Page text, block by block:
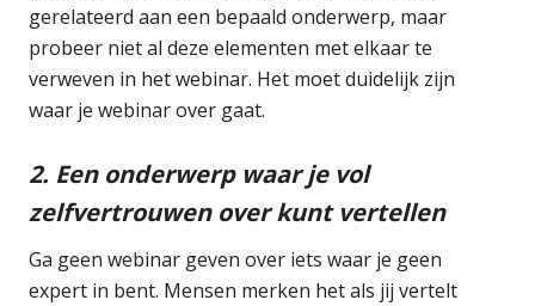
gerelateerd aan een bepaald onderwerp, maar
probeer niet al deze elementen met elkaar te
verweven in het webinar. Het moet duidelijk zijn
waar je webinar over gaat.
2. Een onderwerp waar je vol
zelfvertrouwen over kunt vertellen
Ga geen webinar geven over iets waar je geen
expert in bent. Mensen merken het als jij vertelt